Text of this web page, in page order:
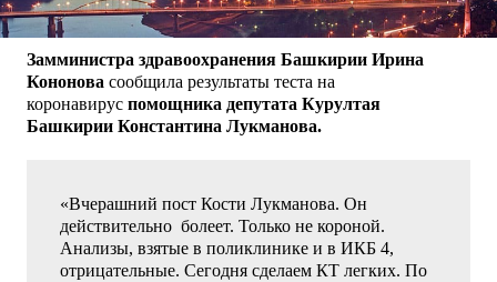
Замминистра здравоохранения Башкирии Ирина
Кононова сообщила результаты теста на
коронавирус помощника депутата Курултая
Башкирии Константина Лукманова.
«Вчерашний пост Кости Лукманова. Он
действительно болеет. Только не короной.
Анализы, взятые в поликлинике и в ИКБ 4,
отрицательные. Сегодня сделаем КТ легких. По